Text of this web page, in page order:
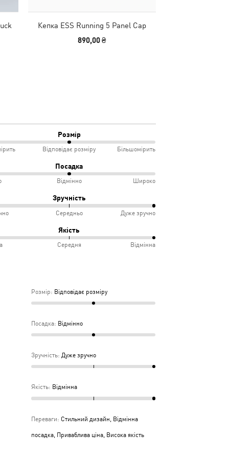
Кепка ESS Running 5 Panel Cap
890,00 ₴
Розмір
Відповідає розміру Більшомірить
Посадка
Відмінно Широко
Зручність
Середньо Дуже зручно
Якість
Середня Відмінна
Розмір: Відповідає розміру
Посадка: Відмінно
Зручність: Дуже зручно
Якість: Відмінна
Переваги: Стильний дизайн, Відмінна
посадка, Приваблива ціна, Висока якість